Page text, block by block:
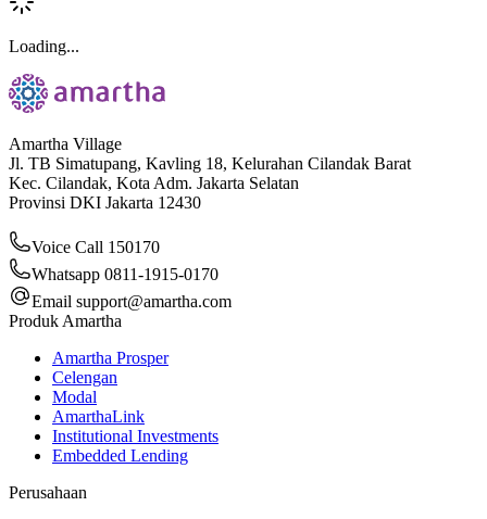
Loading...
Amartha Village
Jl. TB Simatupang, Kavling 18, Kelurahan Cilandak Barat
Kec. Cilandak, Kota Adm. Jakarta Selatan
Provinsi DKI Jakarta 12430
Voice Call 150170
Whatsapp 0811-1915-0170
Email support@amartha.com
Produk Amartha
Amartha Prosper
Celengan
Modal
AmarthaLink
Institutional Investments
Embedded Lending
Perusahaan